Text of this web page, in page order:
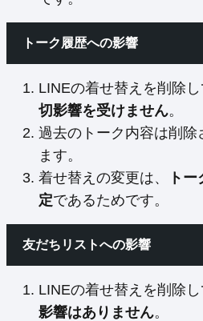
トーク履歴への影響
LINEの着せ替えを削除し
切影響を受けません。
過去のトーク内容は削除
ます。
着せ替えの変更は、
ト
定であるためです。
友だちリストへの影響
LINEの着せ替えを削除し
影響はありません。